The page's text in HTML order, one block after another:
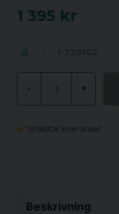
1 395 kr
T-720702
- +
Snabba leveranser
Beskrivning